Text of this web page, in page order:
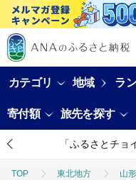
カテゴリ 地域 ラ
寄付額 旅先を探す
「ふるさとチ
TOP 東北地方 山